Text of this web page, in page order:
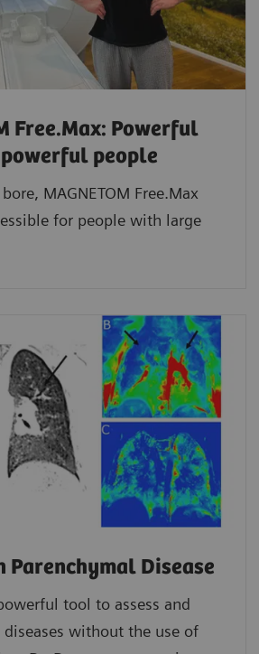
Free.Max: Powerful
people
MAGNETOM Free.Max
for people with large
Parenchymal Disease
tool to assess and
without the use of